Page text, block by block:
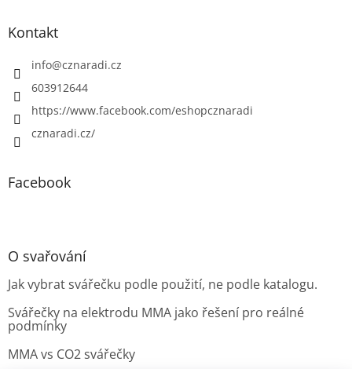
Kontakt
info@cznaradi.cz
603912644
https://www.facebook.com/eshopcznaradi
cznaradi.cz/
Facebook
O svařování
Jak vybrat svářečku podle použití, ne podle katalogu.
Svářečky na elektrodu MMA jako řešení pro reálné
podmínky
MMA vs CO2 svářečky